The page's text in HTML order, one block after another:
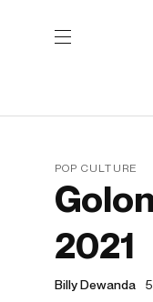
POP CULTURE
2021
Billy Dewanda